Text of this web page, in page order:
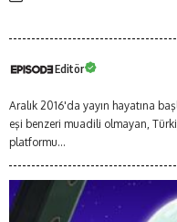
Editör
Aralık 2016'da yayın hayatına
eşi benzeri muadili olmayan,
platformu...